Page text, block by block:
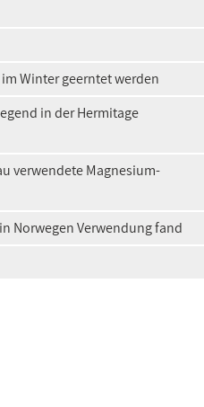
Winter geerntet werden
in der Hermitage
verwendete Magnesium-
Norwegen Verwendung fand